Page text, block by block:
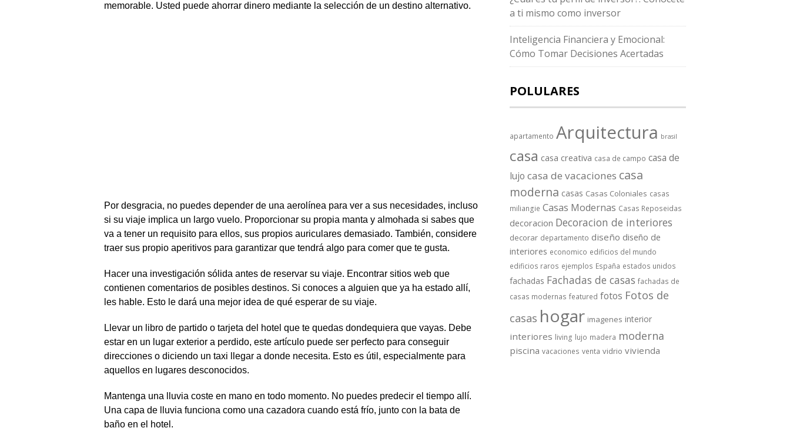
memorable. Usted puede ahorrar dinero mediante la selección de un destino alternativo.
Por desgracia, no puedes depender de una aerolínea para ver a sus necesidades, incluso
si su viaje implica un largo vuelo. Proporcionar su propia manta y almohada si sabes que
va a tener un requisito para ellos, sus propios auriculares demasiado. También, considere
traer sus propio aperitivos para garantizar que tendrá algo para comer que te gusta.
Hacer una investigación sólida antes de reservar su viaje. Encontrar sitios web que
contienen comentarios de posibles destinos. Si conoces a alguien que ya ha estado allí,
les hable. Esto le dará una mejor idea de qué esperar de su viaje.
Llevar un libro de partido o tarjeta del hotel que te quedas dondequiera que vayas. Debe
estar en un lugar exterior a perdido, este artículo puede ser perfecto para conseguir
direcciones o diciendo un taxi llegar a donde necesita. Esto es útil, especialmente para
aquellos en lugares desconocidos.
Mantenga una lluvia coste en mano en todo momento. No puedes predecir el tiempo allí.
Una capa de lluvia funciona como una cazadora cuando está frío, junto con la bata de
baño en el hotel.
a ti mismo como inversor
Inteligencia Financiera y Emocional:
Cómo Tomar Decisiones Acertadas
POLULARES
apartamento Arquitectura brasil
casa casa creativa casa de campo casa de
lujo casa de vacaciones casa
moderna casas Casas Coloniales casas
miliangie Casas Modernas Casas Reposeidas
decoracion Decoracion de interiores
decorar departamento diseño diseño de
interiores economico edificios del mundo
edificios raros ejemplos España estados unidos
fachadas Fachadas de casas fachadas de
casas modernas featured fotos Fotos de
casas hogar imagenes interior
interiores living lujo madera moderna
piscina vacaciones venta vidrio vivienda